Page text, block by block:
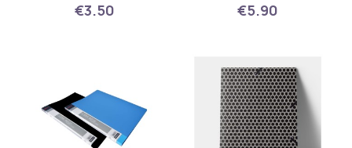
€3.50 €5.90